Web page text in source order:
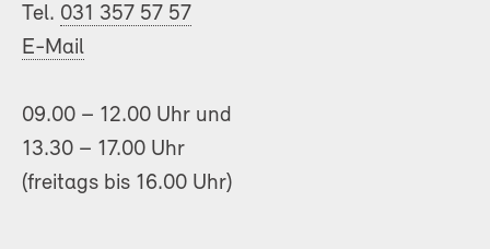
Tel. 031 357 57 57
E-Mail
09.00 – 12.00 Uhr und
13.30 – 17.00 Uhr
(freitags bis 16.00 Uhr)